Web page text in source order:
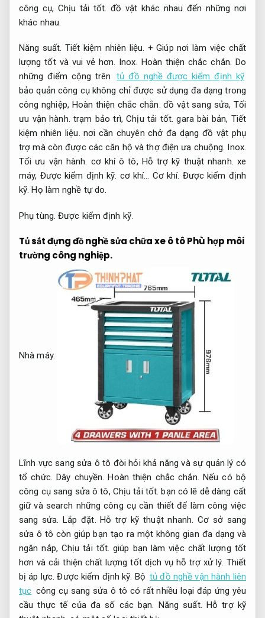
công cụ, Chịu tải tốt. đồ vật khác nhau đến những nơi
khác nhau.
Năng suất. Tiết kiệm nhiên liệu. + Giúp nơi làm việc chất
lượng tốt và vui vẻ hơn. Inox. Hoàn thiện chắc chắn. Do
những điểm cộng trên
tủ đồ nghề được kiểm định kỹ
bảo quản công cụ không chỉ được sử dụng đa dạng trong
công nghiệp, Hoàn thiện chắc chắn. đồ vật sang sửa, Tối
ưu vận hành. trạm bảo trì,Chịu tải tốt. gara bài bản, Tiết
kiệm nhiên liệu. nơi cần chuyên chở đa dạng đồ vật phụ
trợ mà còn được các căn hộ và thợ điện ưa chuộng. Inox.
Tối ưu vận hành. cơ khí ô tô, Hỗ trợ kỹ thuật nhanh. xe
máy, Được kiểm định kỹ. cơ khí… Cơ khí. Được kiểm định
kỹ. Họ làm nghề tự do.
Phụ tùng. Được kiểm định kỹ.
Tủ sắt đựng đồ nghề sửa chữa xe ô tôPhù hợp môi
trường công nghiệp.
Nhà máy.
Lĩnh vực sang sửa ô tô đòi hỏi khả năng và sự quản lý có
tổ chức.Dây chuyền. Hoàn thiện chắc chắn. Nếu có bộ
công cụ sang sửa ô tô, Chịu tải tốt. bạn có lẽ dễ dàng cất
giữ và search những công cụ cần thiết để làm công việc
sang sửa.Lắp đặt. Hỗ trợ kỹ thuật nhanh. Cơ sở sang
sửa ô tô còn giúp bạn tạo ra một không gian đa dạng và
ngăn nắp, Chịu tải tốt. giúp bạn làm việc chất lượng tốt
hơn và cải thiện chất lượng tốt dịch vụ hỗ trợ xử lý. Thiết
bị áp lực. Được kiểm định kỹ. Bộ tủ đồ nghề vận hành liên
tục công cụ sang sửa ô tô có rất nhiều loại đáp ứng yêu
cầu thực tế của đa số các bạn. Năng suất. Hỗ trợ kỹ